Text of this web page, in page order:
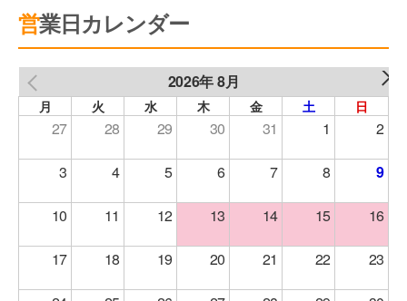
営業日カレンダー
2026年 8月
月 火 水 木 金 土 日
27 28 29 30 31 1 2
3 4 5 6 7 8 9
10 11 12 13 14 15 16
17 18 19 20 21 22 23